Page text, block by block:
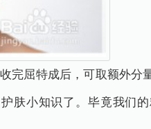
完屈特成后，可取额外分
肤小知识了。毕竟我们